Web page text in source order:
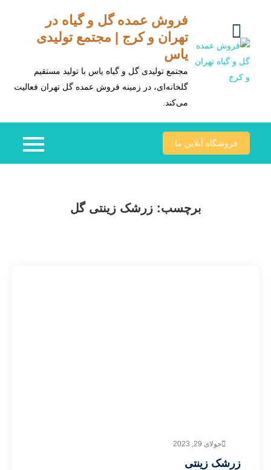
content
فروش عمده گل و گیاه در
تهران و کرج | مجتمع تولیدی
یاس
مجتمع تولیدی گل و گیاه یاس با تولید مستقیم
گلخانه‌ای، در زمینه فروش عمده گل تهران فعالیت
می‌کند.
فروشگاه آنلاین ما
برچسب:زرشک زینتی گل
جولای 29, 2023
زرشک زینتی